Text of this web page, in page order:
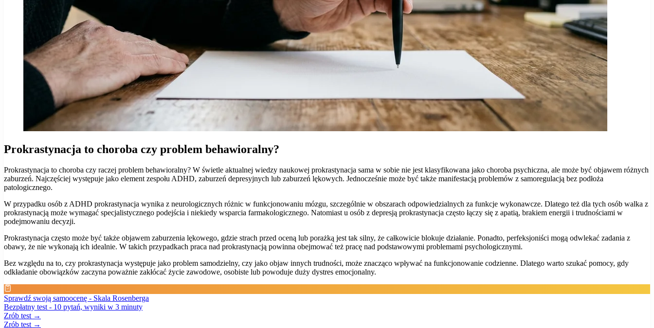
Prokrastynacja to choroba czy problem behawioralny?
Prokrastynacja to choroba czy raczej problem behawioralny? W świetle aktualnej wiedzy naukowej prokrastynacja sama w sobie nie jest klasyfikowana jako choroba psychiczna, ale może być objawem różnych
zaburzeń. Najczęściej występuje jako element zespołu ADHD, zaburzeń depresyjnych lub zaburzeń lękowych. Jednocześnie może być także manifestacją problemów z samoregulacją bez podłoża
patologicznego.
W przypadku osób z ADHD prokrastynacja wynika z neurologicznych różnic w funkcjonowaniu mózgu, szczególnie w obszarach odpowiedzialnych za funkcje wykonawcze. Dlatego też dla tych osób walka z
prokrastynacją może wymagać specjalistycznego podejścia i niekiedy wsparcia farmakologicznego. Natomiast u osób z depresją prokrastynacja często łączy się z apatią, brakiem energii i trudnościami w
podejmowaniu decyzji.
Prokrastynacja często może być także objawem zaburzenia lękowego, gdzie strach przed oceną lub porażką jest tak silny, że całkowicie blokuje działanie. Ponadto, perfeksjoniści mogą odwlekać zadania z
obawy, że nie wykonają ich idealnie. W takich przypadkach praca nad prokrastynacją powinna obejmować też pracę nad podstawowymi problemami psychologicznymi.
Bez względu na to, czy prokrastynacja występuje jako problem samodzielny, czy jako objaw innych trudności, może znacząco wpływać na funkcjonowanie codzienne. Dlatego warto szukać pomocy, gdy
odkładanie obowiązków zaczyna poważnie zakłócać życie zawodowe, osobiste lub powoduje duży dystres emocjonalny.
Sprawdź swoją samoocenę - Skala Rosenberga
Bezpłatny test - 10 pytań, wyniki w 3 minuty
Zrób test →
Zrób test →